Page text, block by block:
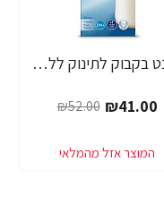
אוונט בקבוק לתינוק ללא טבעת 260 מ"ל (1 חודש+) 1 יחידה - מבית Philips Avent
₪41.00
₪52.00